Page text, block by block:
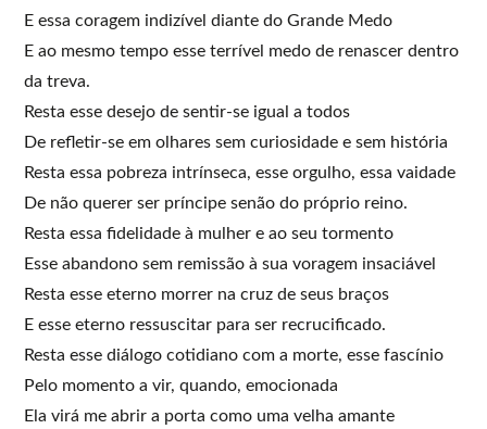
E essa coragem indizível diante do Grande Medo
E ao mesmo tempo esse terrível medo de renascer dentro
da treva.
Resta esse desejo de sentir-se igual a todos
De refletir-se em olhares sem curiosidade e sem história
Resta essa pobreza intrínseca, esse orgulho, essa vaidade
De não querer ser príncipe senão do próprio reino.
Resta essa fidelidade à mulher e ao seu tormento
Esse abandono sem remissão à sua voragem insaciável
Resta esse eterno morrer na cruz de seus braços
E esse eterno ressuscitar para ser recrucificado.
Resta esse diálogo cotidiano com a morte, esse fascínio
Pelo momento a vir, quando, emocionada
Ela virá me abrir a porta como uma velha amante